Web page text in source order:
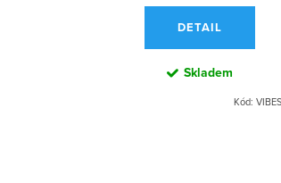
DETAIL
Skladem
Kód: